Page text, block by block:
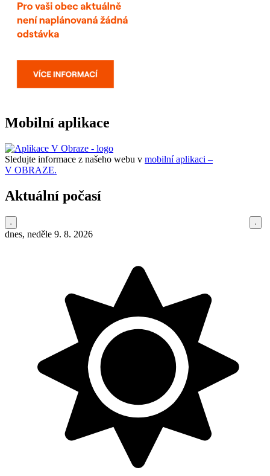
Mobilní aplikace
Sledujte informace z našeho webu v mobilní aplikaci –
V OBRAZE.
Aktuální počasí
dnes, neděle 9. 8. 2026